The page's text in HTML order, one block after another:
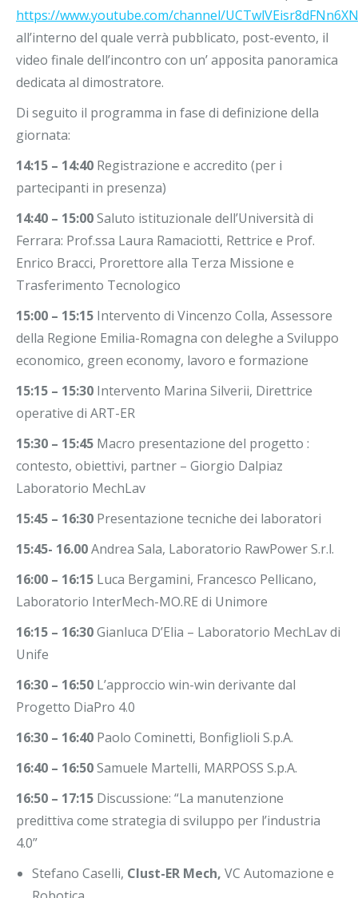
https://www.youtube.com/channel/
all’interno del quale verrà pubblicato, post-evento, il
video finale dell’incontro con un’ apposita panoramica
dedicata al dimostratore.
Di seguito il programma in fase di definizione della
giornata:
14:15 – 14:40 Registrazione e accredito (per i
partecipanti in presenza)
14:40 – 15:00Saluto istituzionale dell’Università di
Ferrara: Prof.ssa Laura Ramaciotti, Rettrice e Prof.
Enrico Bracci, Prorettore alla Terza Missione e
Trasferimento Tecnologico
15:00 – 15:15 Intervento di Vincenzo Colla, Assessore
della Regione Emilia-Romagna con deleghe a Sviluppo
economico, green economy, lavoro e formazione
15:15 – 15:30 Intervento Marina Silverii, Direttrice
operative di ART-ER
15:30 – 15:45 Macro presentazione del progetto :
contesto, obiettivi, partner – Giorgio Dalpiaz
Laboratorio MechLav
15:45 – 16:30 Presentazione tecniche dei laboratori
15:45- 16.00Andrea Sala, Laboratorio RawPower S.r.l.
16:00 – 16:15 Luca Bergamini, Francesco Pellicano,
Laboratorio InterMech-MO.RE di Unimore
16:15 – 16:30Gianluca D’Elia – Laboratorio MechLav di
Unife
16:30 – 16:50 L’approccio win-win derivante dal
Progetto DiaPro 4.0
16:30 – 16:40 Paolo Cominetti, Bonfiglioli S.p.A.
16:40 – 16:50Samuele Martelli, MARPOSS S.p.A.
16:50 – 17:15 Discussione: “La manutenzione
predittiva come strategia di sviluppo per l’industria
4.0”
Stefano Caselli, Clust-ER Mech, VC Automazione e